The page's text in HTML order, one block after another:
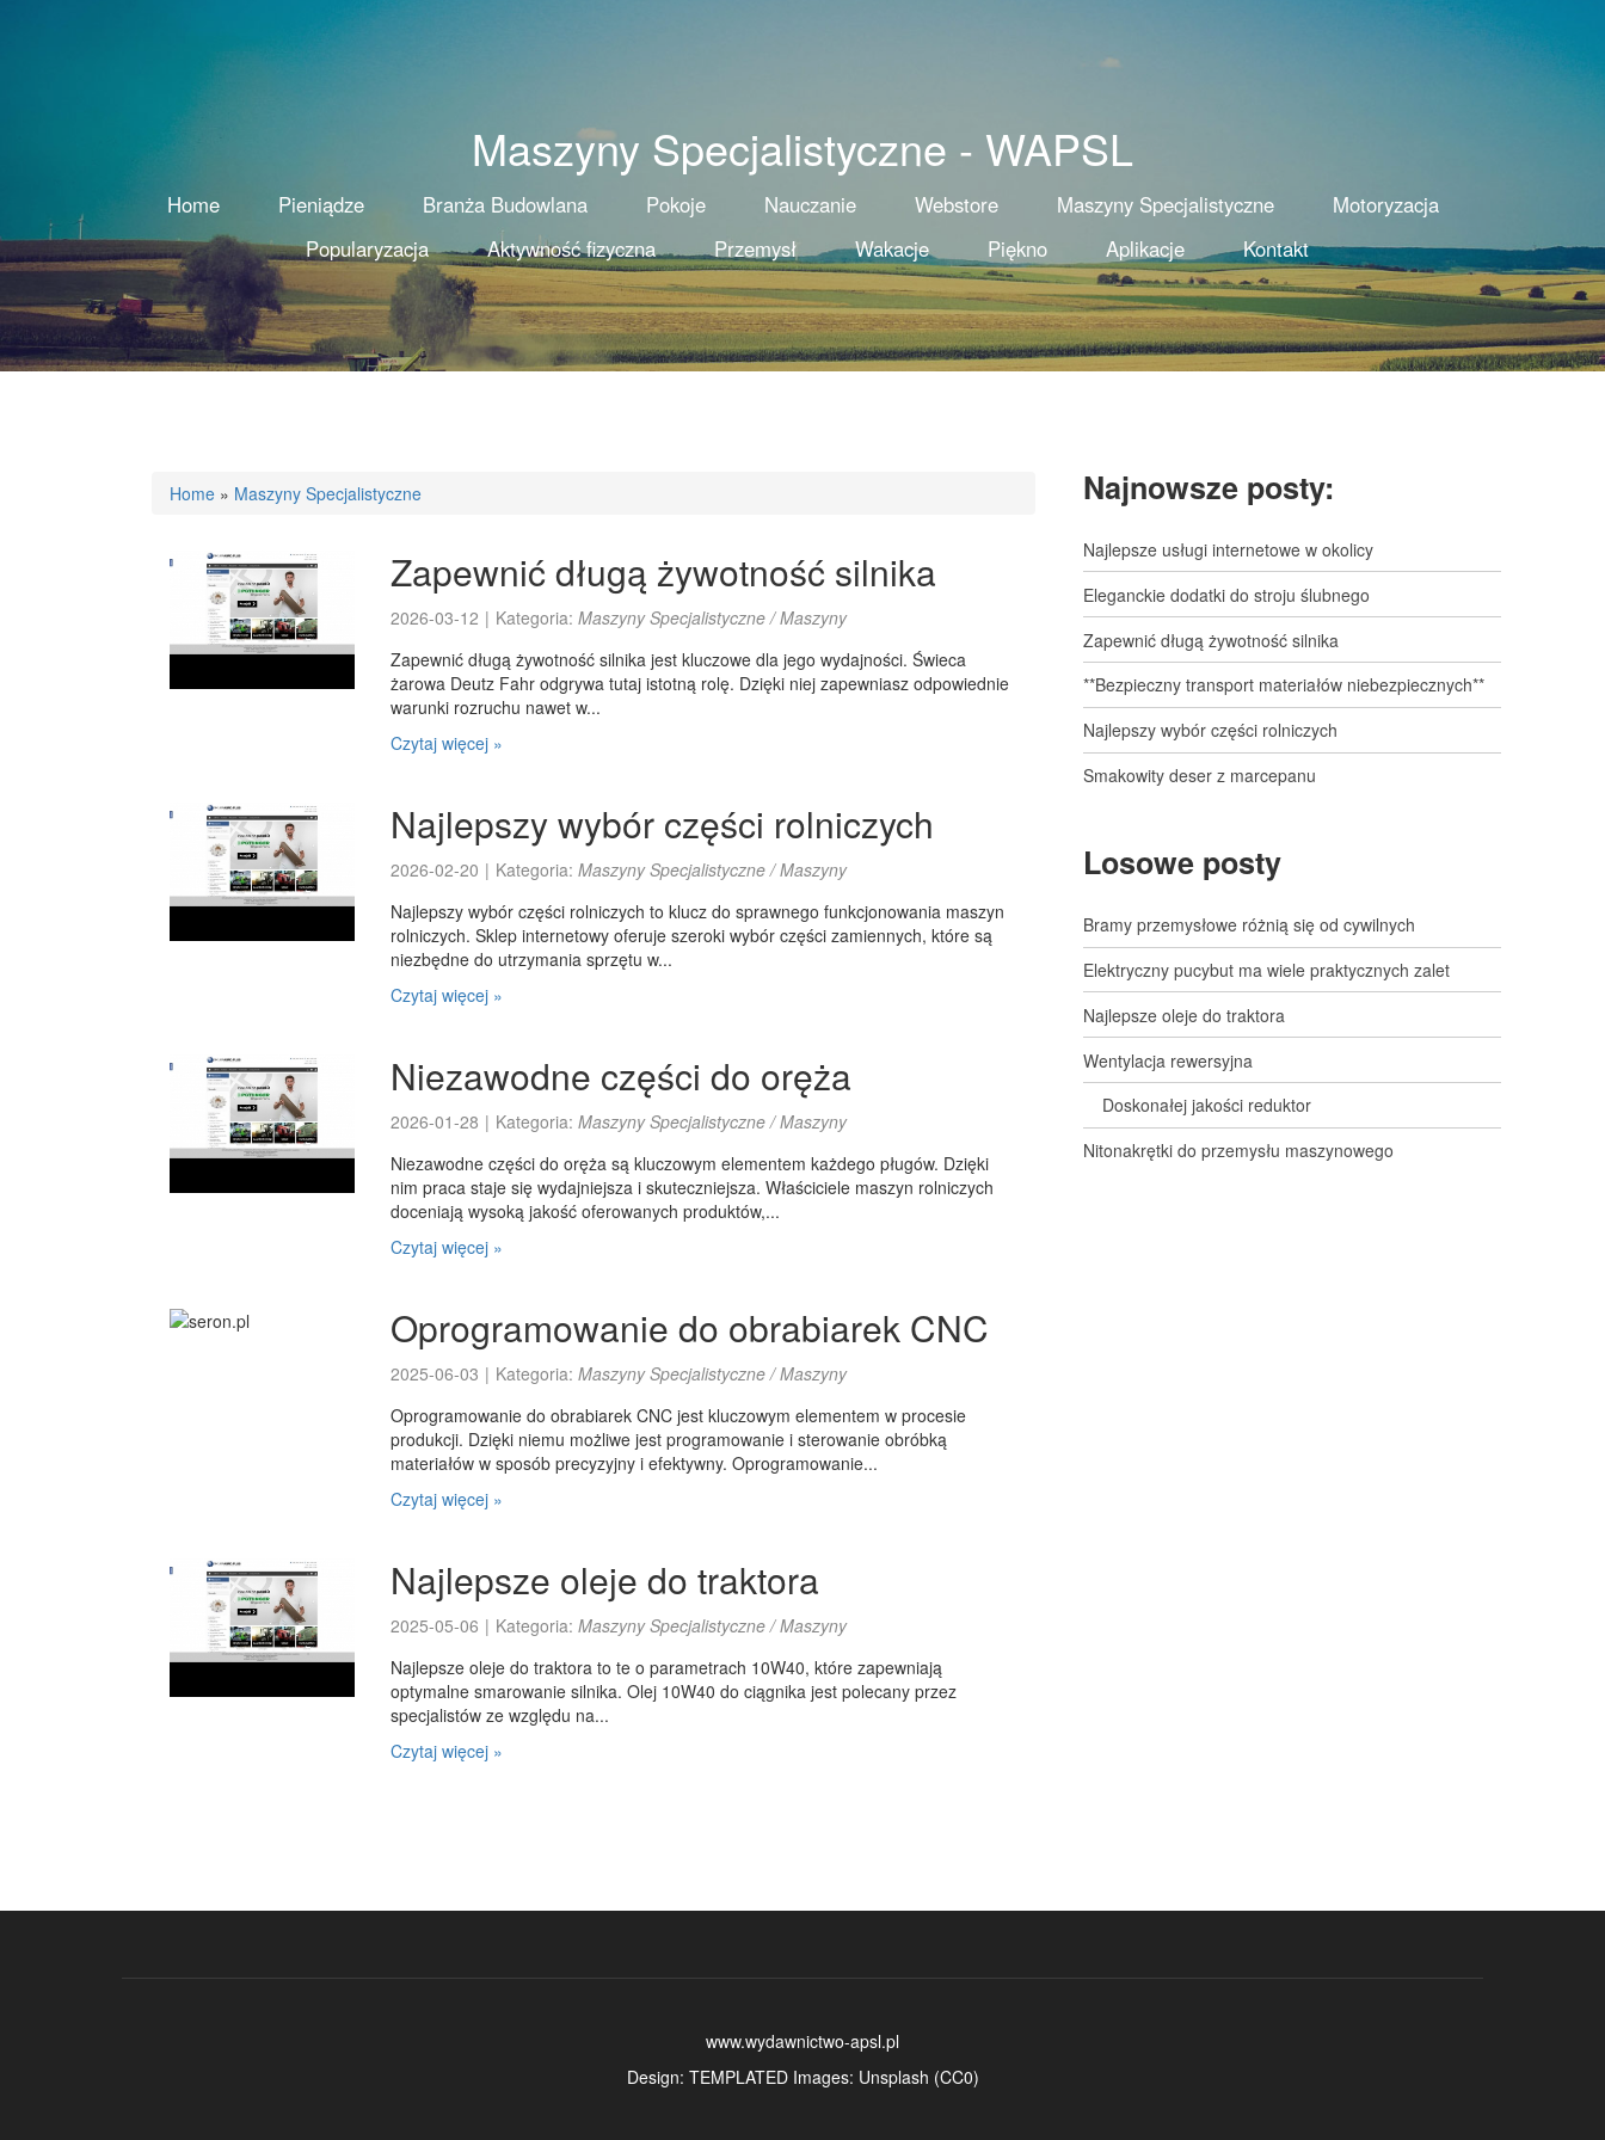
Maszyny Specjalistyczne - WAPSL
Home Pieniądze Branża Budowlana Pokoje Nauczanie Webstore Maszyny Specjalistyczne
Motoryzacja
Popularyzacja
Aktywność fizyczna Przemysł Wakacje Piękno Aplikacje Kontakt
Home » Maszyny Specjalistyczne
Zapewnić długą żywotność silnika
2026-03-12 | Kategoria: Maszyny Specjalistyczne / Maszyny
Zapewnić długą żywotność silnika jest kluczowe dla jego wydajności. Świeca
żarowa Deutz Fahr odgrywa tutaj istotną rolę. Dzięki niej zapewniasz odpowiednie
warunki rozruchu nawet w...
Czytaj więcej »
Najlepszy wybór części rolniczych
2026-02-20 | Kategoria: Maszyny Specjalistyczne / Maszyny
Najlepszy wybór części rolniczych to klucz do sprawnego funkcjonowania maszyn
rolniczych. Sklep internetowy oferuje szeroki wybór części zamiennych, które są
niezbędne do utrzymania sprzętu w...
Czytaj więcej »
Niezawodne części do oręża
2026-01-28 | Kategoria: Maszyny Specjalistyczne / Maszyny
Niezawodne części do oręża są kluczowym elementem każdego pługów. Dzięki
nim praca staje się wydajniejsza i skuteczniejsza. Właściciele maszyn rolniczych
doceniają wysoką jakość oferowanych produktów,...
Czytaj więcej »
Oprogramowanie do obrabiarek CNC
2025-06-03 | Kategoria: Maszyny Specjalistyczne / Maszyny
Oprogramowanie do obrabiarek CNC jest kluczowym elementem w procesie
produkcji. Dzięki niemu możliwe jest programowanie i sterowanie obróbką
materiałów w sposób precyzyjny i efektywny. Oprogramowanie...
Czytaj więcej »
Najlepsze oleje do traktora
2025-05-06 | Kategoria: Maszyny Specjalistyczne / Maszyny
Najlepsze oleje do traktora to te o parametrach 10W40, które zapewniają
optymalne smarowanie silnika. Olej 10W40 do ciągnika jest polecany przez
specjalistów ze względu na...
Czytaj więcej »
Najnowsze posty:
Najlepsze usługi internetowe w okolicy
Eleganckie dodatki do stroju ślubnego
Zapewnić długą żywotność silnika
**Bezpieczny transport materiałów niebezpiecznych**
Najlepszy wybór części rolniczych
Smakowity deser z marcepanu
Losowe posty
Bramy przemysłowe różnią się od cywilnych
Elektryczny pucybut ma wiele praktycznych zalet
Najlepsze oleje do traktora
Wentylacja rewersyjna
Doskonałej jakości reduktor
Nitonakrętki do przemysłu maszynowego
www.wydawnictwo-apsl.pl
Design: TEMPLATEDImages: Unsplash (CC0)